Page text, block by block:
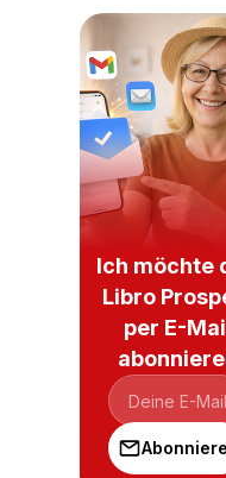
Ich möchte
Libro
per E-